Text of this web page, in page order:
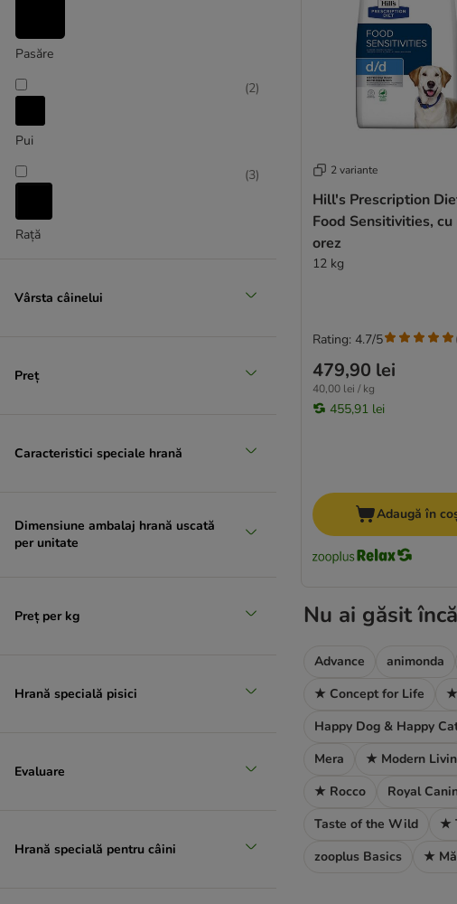
Pasăre
Pui
(2)
Rață
(3)
Vârsta câinelui
Preț
Caracteristici speciale hrană
Dimensiune ambalaj hrană uscată
per unitate
Preț per kg
Hrană specială pisici
Evaluare
Hrană specială pentru câini
2 variante
Hill's Prescription
Food Sensitivities,
orez
12 kg
479,90 lei
40,00 lei / kg
455,91 lei
Rating: 4.7/5 (
Adaugă în
Nu ai găsit
Advance animonda
★ Concept for Life
Happy Dog & Happy
Mera
★ Modern
★ Rocco
Royal
Taste of the Wild
★
zooplus Basics
★